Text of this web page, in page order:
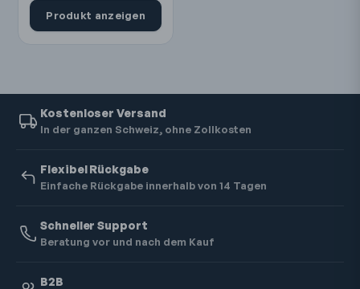
Produkt anzeigen
Kostenloser Versand
In der ganzen Schweiz, ohne Zollkosten
Flexibel Rückgabe
Einfache Rückgabe innerhalb von 14 Tagen
Schneller Support
Beratung vor und nach dem Kauf
B2B